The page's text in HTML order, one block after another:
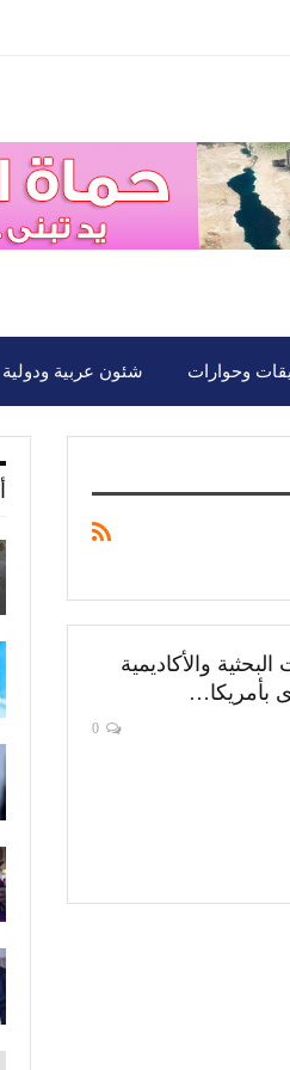
وحوارات شئون عربية ودولية
والأكاديمية
بأمريكا…